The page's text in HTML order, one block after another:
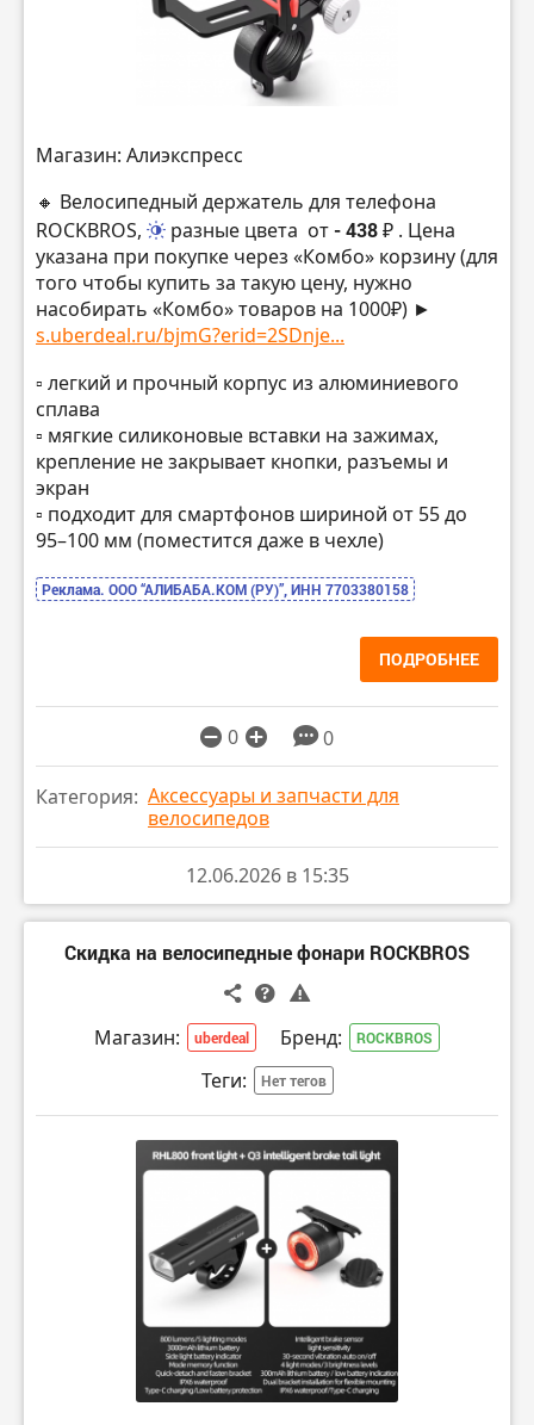
Магазин: Алиэкспресс
🔸 Велосипедный держатель для телефона
ROCKBROS,
разные цвета от- 438 ₽ . Цена
указана при покупке через «Комбо» корзину (для
того чтобы купить за такую цену, нужно
насобирать «Комбо» товаров на 1000₽) ►
s.uberdeal.ru/bjmG?erid=2SDnje...
▫️ легкий и прочный корпус из алюминиевого
сплава
▫️ мягкие силиконовые вставки на зажимах,
крепление не закрывает кнопки, разъемы и
экран
▫️ подходит для смартфонов шириной от 55 до
95–100 мм (поместится даже в чехле)
Реклама. ООО “АЛИБАБА.КОМ (РУ)”, ИНН 7703380158
ПОДРОБНЕЕ
0 0
Категория: Аксессуары и запчасти для
велосипедов
12.06.2026 в 15:35
Скидка на велосипедные фонари ROCKBROS
Магазин: uberdeal Бренд: ROCKBROS
Теги: Нет тегов